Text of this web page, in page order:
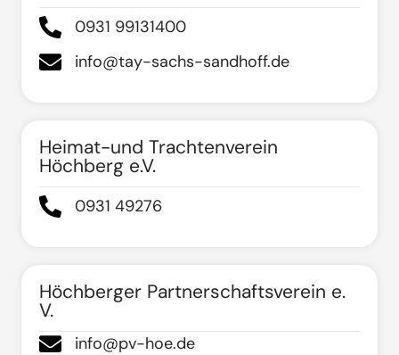
0931 99131400
info@tay-sachs-sandhoff.de
Heimat-und Trachtenverein
Höchberg e.V.
0931 49276
Höchberger Partnerschaftsverein e.
V.
info@pv-hoe.de